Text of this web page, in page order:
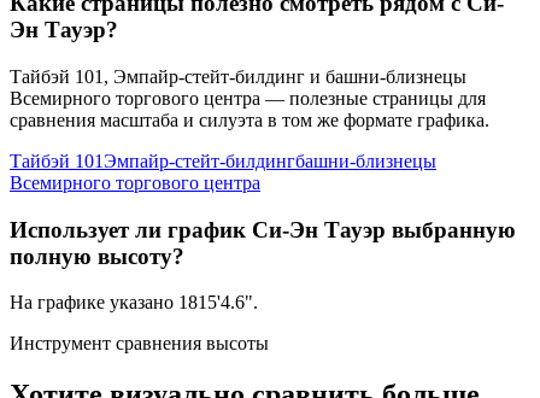
Эн Тауэр?
Тайбэй 101, Эмпайр-стейт-билдинг и башни-близнецы
Всемирного торгового центра — полезные страницы для
сравнения масштаба и силуэта в том же формате графика.
Тайбэй 101Эмпайр-стейт-билдингбашни-близнецы
Всемирного торгового центра
Использует ли график Си-Эн Тауэр выбранную
полную высоту?
На графике указано 1815'4.6".
Инструмент сравнения высоты